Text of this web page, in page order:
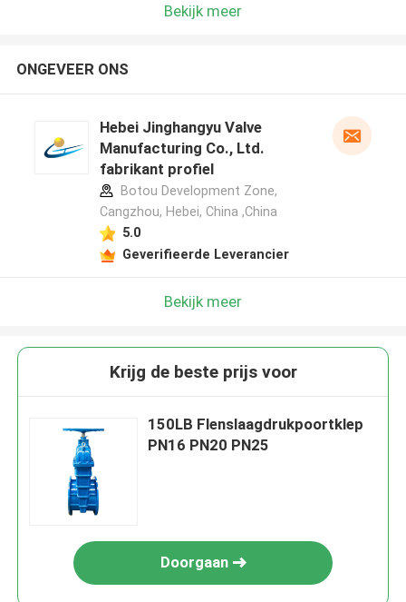
Bekijk meer
ONGEVEER ONS
Hebei Jinghangyu Valve
Manufacturing Co., Ltd.
fabrikant profiel
Botou Development Zone,
Cangzhou, Hebei, China ,China
5.0
Geverifieerde Leverancier
Bekijk meer
Krijg de beste prijs voor
150LB Flenslaagdrukpoortklep
PN16 PN20 PN25
Doorgaan